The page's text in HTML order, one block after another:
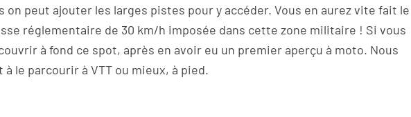
on peut ajouter les larges pistes pour y accéder. Vous en aurez vite fait le
réglementaire de 30 km/h imposée dans cette zone militaire ! Si vous
à fond ce spot, après en avoir eu un premier aperçu à moto. Nous
le parcourir à VTT ou mieux, à pied.